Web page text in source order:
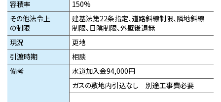
容積率
150%
その他法令上
の制限
建基法第22条指定、道路斜線制限、隣地斜線
制限、日陰制限、外壁後退無
現況
更地
引渡時期
相談
備考
水道加入金94,000円
ガスの敷地内引込なし 別途工事費必要